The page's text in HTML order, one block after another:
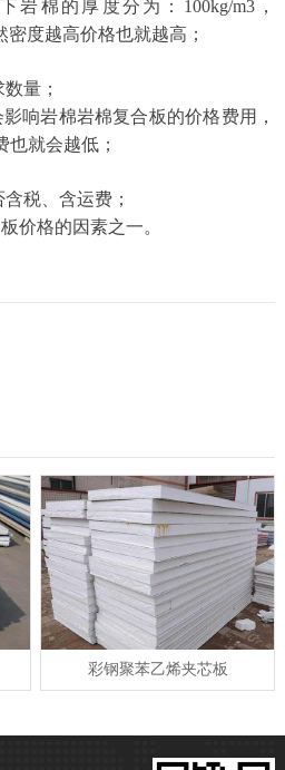
岩棉的厚度分为：100kg/m3，
密度越高价格也就越高；
量；
响岩棉岩棉复合板的价格费用，
就会越低；
税、含运费；
价格的因素之一。
彩钢聚苯乙烯夹芯板